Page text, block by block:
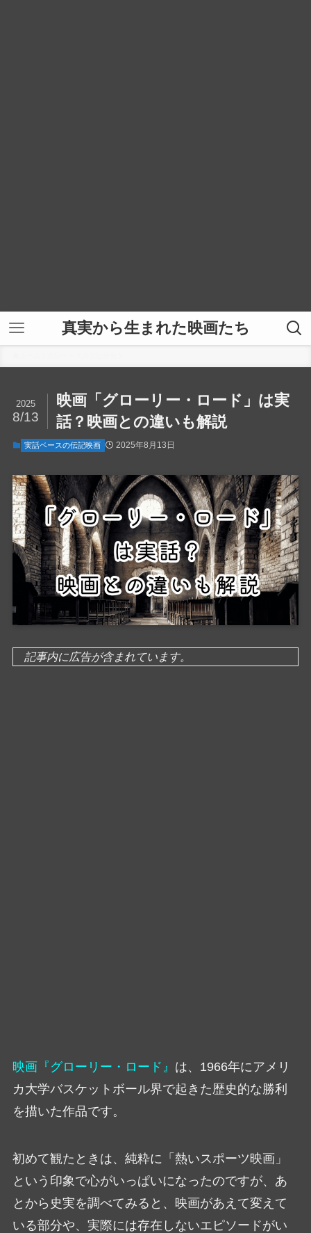
真実から生まれた映画たち
映画「グローリー・ロード」は実
話？映画との違いも解説
2025
8/13
実話ベースの伝記映画 2025年8月13日
記事内に広告が含まれています。
映画『グローリー・ロード』 は、1966年にアメリ
カ大学バスケットボール界で起きた歴史的な勝利
を描いた作品です。
初めて観たときは、純粋に「熱いスポーツ映画」
という印象で心がいっぱいになったのですが、あ
とから史実を調べてみると、映画があえて変えて
いる部分や、実際には存在しないエピソードがい